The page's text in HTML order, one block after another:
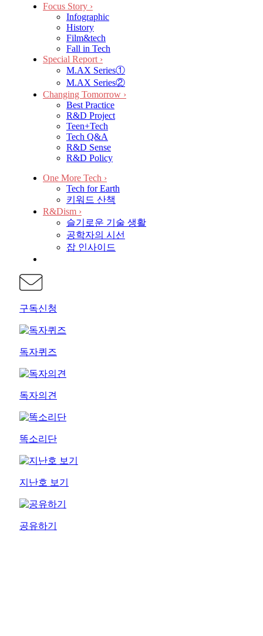
Focus Story ›
Infographic
History
Film&tech
Fall in Tech
Special Report ›
M.AX Series①
M.AX Series②
Changing Tomorrow ›
Best Practice
R&D Project
Teen+Tech
Tech Q&A
R&D Sense
R&D Policy
One More Tech ›
Tech for Earth
키워드 산책
R&Dism ›
슬기로운 기술 생활
공학자의 시선
잡 인사이드
구독신청
독자퀴즈
독자의견
똑소리단
지난호 보기
공유하기